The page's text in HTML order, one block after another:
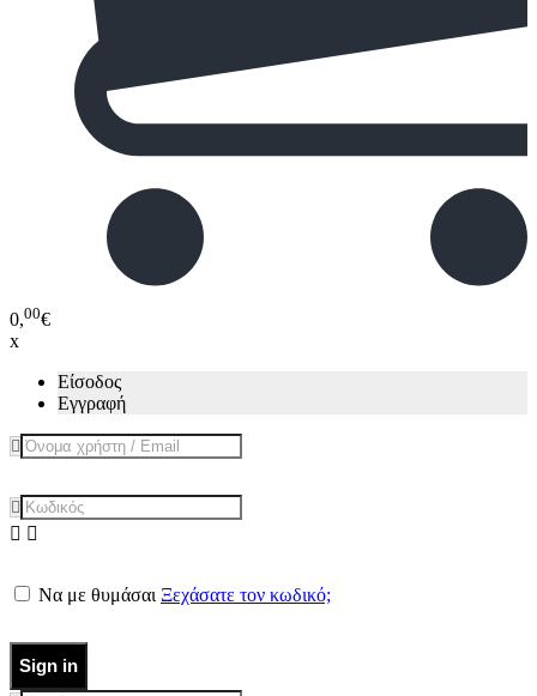
0,00€
x
Είσοδος
Εγγραφή
Να με θυμάσαι Ξεχάσατε τον κωδικό;
Sign in